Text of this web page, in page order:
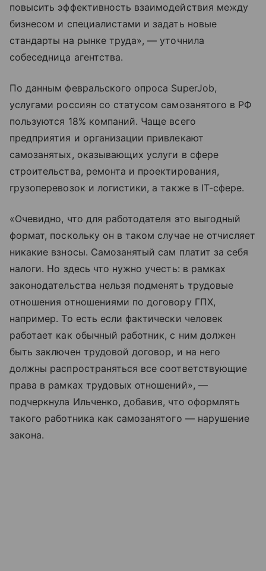
повысить эффективность взаимодействия между
бизнесом и специалистами и задать новые
стандарты на рынке труда», — уточнила
собеседница агентства.
По данным февральского опроса SuperJob,
услугами россиян со статусом самозанятого в РФ
пользуются 18% компаний. Чаще всего
предприятия и организации привлекают
самозанятых, оказывающих услуги в сфере
строительства, ремонта и проектирования,
грузоперевозок и логистики, а также в IT-сфере.
«Очевидно, что для работодателя это выгодный
формат, поскольку он в таком случае не отчисляет
никакие взносы. Самозанятый сам платит за себя
налоги. Но здесь что нужно учесть: в рамках
законодательства нельзя подменять трудовые
отношения отношениями по договору ГПХ,
например. То есть если фактически человек
работает как обычный работник, с ним должен
быть заключен трудовой договор, и на него
должны распространяться все соответствующие
права в рамках трудовых отношений», —
подчеркнула Ильченко, добавив, что оформлять
такого работника как самозанятого — нарушение
закона.